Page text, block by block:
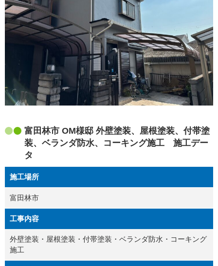
富田林市 OM様邸 外壁塗装、屋根塗装、付帯塗
装、ベランダ防水、コーキング施工 施工デー
タ
施工場所
富田林市
工事内容
外壁塗装・屋根塗装・付帯塗装・ベランダ防水・コーキング
施工